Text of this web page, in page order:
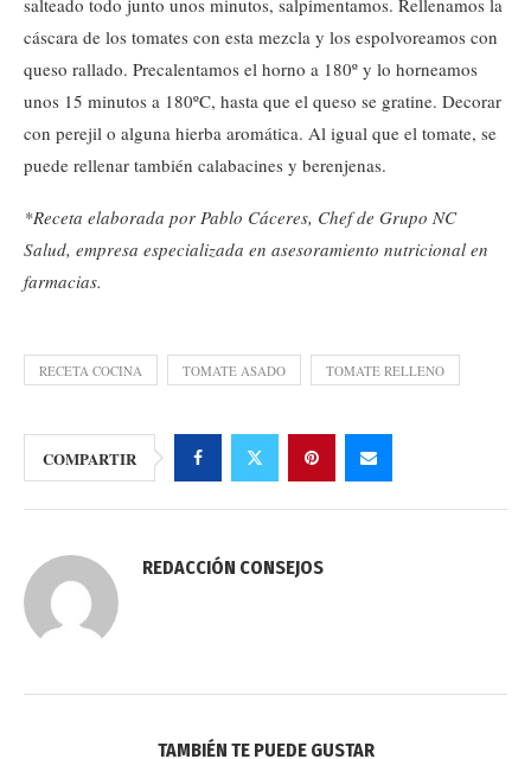
cáscara de los tomates con esta mezcla y los espolvoreamos con
queso rallado. Precalentamos el horno a 180º y lo horneamos
unos 15 minutos a 180ºC, hasta que el queso se gratine. Decorar
con perejil o alguna hierba aromática. Al igual que el tomate, se
puede rellenar también calabacines y berenjenas.
*Receta elaborada por Pablo Cáceres, Chef de Grupo NC
Salud, empresa especializada en asesoramiento nutricional en
farmacias.
RECETA COCINA TOMATE ASADO TOMATE RELLENO
COMPARTIR
REDACCIÓN CONSEJOS
TAMBIÉN TE PUEDE GUSTAR